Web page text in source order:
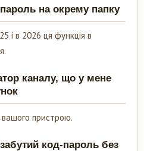
на окрему папку
і в 2026 ця функція в
каналу, що у мене
пристрою.
код-пароль без